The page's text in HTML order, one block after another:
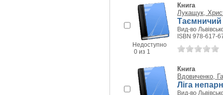
Недоступно
0 из 1
Книга
Лукащук,
Таємничий
Вид-во
ISBN 978-617-
Книга
Вдовиченко,
Ліга
Вид-во